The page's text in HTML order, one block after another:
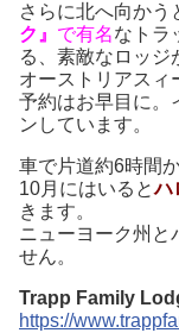
さらに北へ向かう
ク』 で有名なトラ
る、素敵なロッジ
オーストリアスィ
予約はお早目に。
ンしています。
車で片道約6時間
10月にはいるとハ
きます。
ニューヨーク州と
せん。
Trapp Family
https://